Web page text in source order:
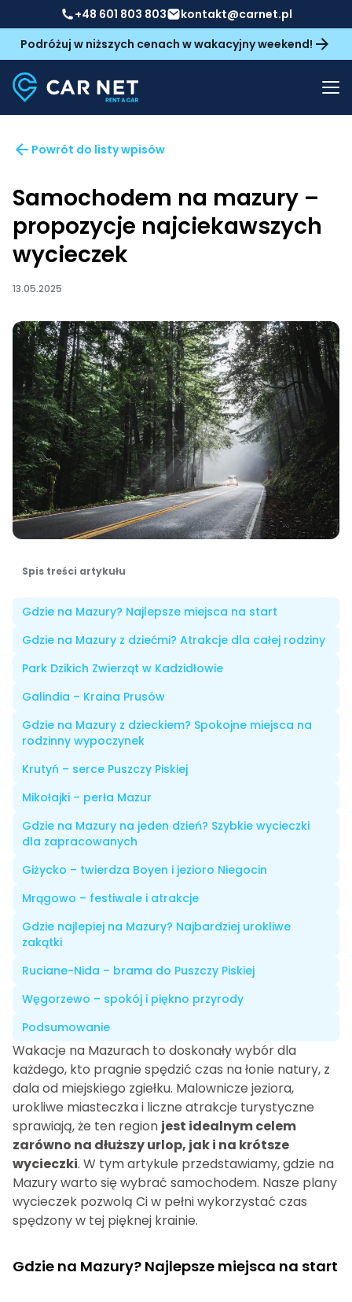
+48 601 803 803
kontakt@carnet.pl
Podróżuj w niższych cenach w wakacyjny weekend!
Powrót do listy wpisów
Samochodem na mazury –
propozycje najciekawszych
wycieczek
13.05.2025
Spis treści artykułu
Gdzie na Mazury? Najlepsze miejsca na start
Gdzie na Mazury z dziećmi? Atrakcje dla całej rodziny
Park Dzikich Zwierząt w Kadzidłowie
Galindia – Kraina Prusów
Gdzie na Mazury z dzieckiem? Spokojne miejsca na
rodzinny wypoczynek
Krutyń – serce Puszczy Piskiej
Mikołajki – perła Mazur
Gdzie na Mazury na jeden dzień? Szybkie wycieczki
dla zapracowanych
Giżycko – twierdza Boyen i jezioro Niegocin
Mrągowo – festiwale i atrakcje
Gdzie najlepiej na Mazury? Najbardziej urokliwe
zakątki
Ruciane-Nida – brama do Puszczy Piskiej
Węgorzewo – spokój i piękno przyrody
Podsumowanie
Wakacje na Mazurach to doskonały wybór dla
każdego, kto pragnie spędzić czas na łonie natury, z
dala od miejskiego zgiełku. Malownicze jeziora,
urokliwe miasteczka i liczne atrakcje turystyczne
sprawiają, że ten region jest idealnym celem
zarówno na dłuższy urlop, jak i na krótsze
wycieczki. W tym artykule przedstawiamy, gdzie na
Mazury warto się wybrać samochodem. Nasze plany
wycieczek pozwolą Ci w pełni wykorzystać czas
spędzony w tej pięknej krainie.
Gdzie na Mazury? Najlepsze miejsca na start